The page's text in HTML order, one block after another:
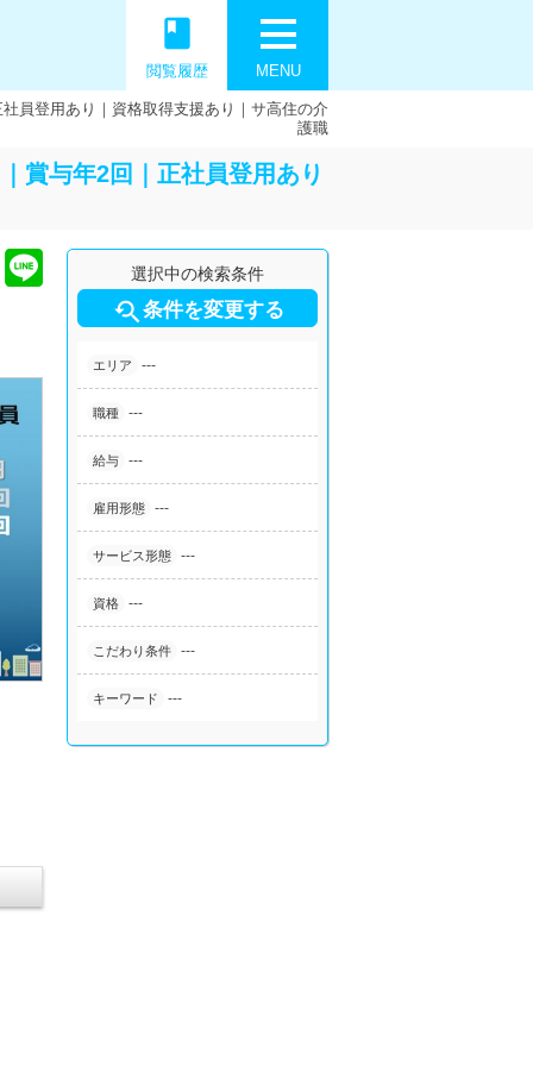
MENU
book
閲覧履歴
員登用あり｜資格取得支援あり｜サ高住の介
護職
賞与年2回｜正社員登用あり
選択中の検索条件
条件を変更する
エリア ---
職種 ---
給与 ---
雇用形態 ---
サービス形態 ---
資格 ---
こだわり条件 ---
キーワード ---